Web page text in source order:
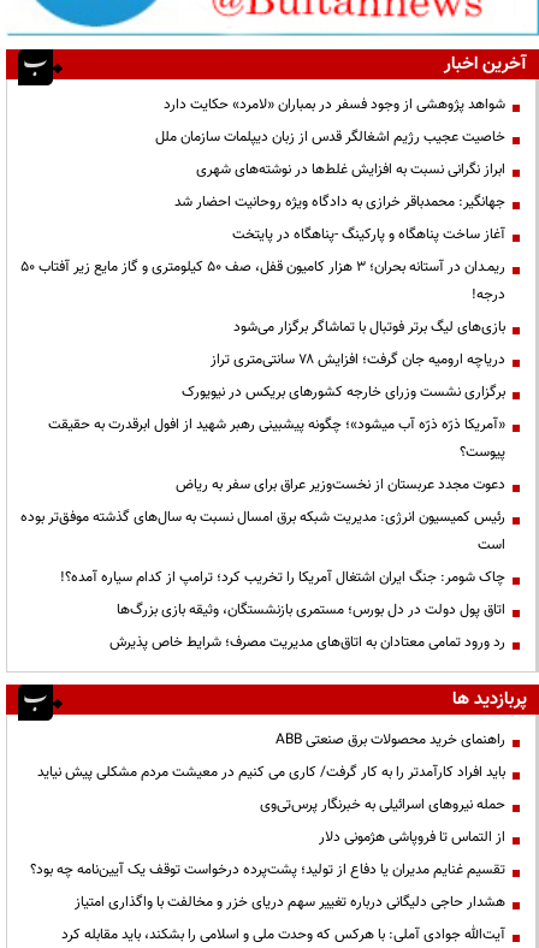
آخرین اخبار
شواهد پژوهشی از وجود فسفر در بمباران «لامرد» حکایت دارد
خاصیت عجیب رژیم اشغالگر قدس از زبان دیپلمات سازمان ملل
ابراز نگرانی نسبت به افزایش غلط‌ها در نوشته‌های شهری
جهانگیر: محمدباقر خرازی به دادگاه ویژه روحانیت احضار شد
آغاز ساخت پناهگاه و پارکینگ -پناهگاه در پایتخت
ریمـدان در آستانه بحران؛ ۳ هزار کامیون قفل، صف ۵۰ کیلومتری و گاز مایع زیر آفتاب ۵۰
درجه!
بازی‌های لیگ برتر فوتبال با تماشاگر برگزار می‌شود
دریاچه ارومیه جان گرفت؛ افزایش ۷۸ سانتی‌متری تراز
برگزاری نشست وزرای خارجه کشورهای بریکس در نیویورک
«آمریکا ذرّه ذرّه آب میشود»؛ چگونه پیشبینی رهبر شهید از افول ابرقدرت به حقیقت
پیوست؟
دعوت مجدد عربستان از نخست‌وزیر عراق برای سفر به ریاض
رئیس کمیسیون انرژی: مدیریت شبکه برق امسال نسبت به سال‌های گذشته موفق‌تر بوده
است
چاک شومر: جنگ ایران اشتغال آمریکا را تخریب کرد؛ ترامپ از کدام سیاره آمده؟!
اتاق پول دولت در دل بورس؛ مستمری بازنشستگان، وثیقه بازی بزرگ‌ها
رد ورود تمامی معتادان به اتاق‌های مدیریت مصرف؛ شرایط خاص پذیرش
پربازدید ها
راهنمای خرید محصولات برق صنعتی ABB
باید افراد کارآمدتر را به کار گرفت/ کاری می کنیم در معیشت مردم مشکلی پیش نیاید
حمله نیروهای اسرائیلی به خبرنگار پرس‌تی‌وی
از التماس تا فروپاشی هژمونی دلار
تقسیم غنایم مدیران یا دفاع از تولید؛ پشت‌پرده درخواست توقف یک آیین‌نامه چه بود؟
هشدار حاجی دلیگانی درباره تغییر سهم دریای خزر و مخالفت با واگذاری امتیاز
آیت‌الله جوادی آملی: با هرکس که وحدت ملی و اسلامی را بشکند، باید مقابله کرد